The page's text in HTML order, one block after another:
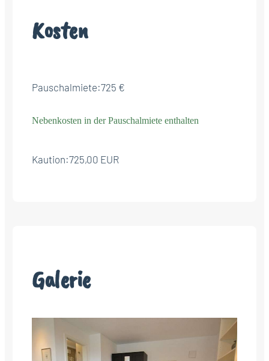
Kosten
Pauschalmiete:725 €
Nebenkosten in der Pauschalmiete enthalten
Kaution:725,00 EUR
Galerie